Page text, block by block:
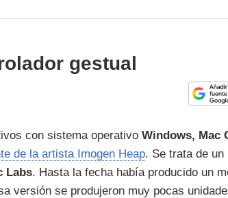
gestual
con sistema operativo Windows, Mac
de la artista Imogen Heap. Se trata de
Labs. Hasta la fecha había producido un
versión se produjeron muy pocas